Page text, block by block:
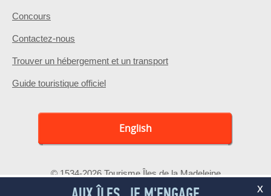
Concours
Contactez-nous
Trouver un hébergement et un transport
Guide touristique officiel
English
© 1534-2026 Tourisme Îles de la Madeleine
x